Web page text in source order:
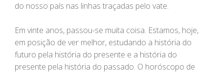
do nosso país nas linhas traçadas pelo vate.
Em vinte anos, passou-se muita coisa. Estamos, hoje,
em posição de ver melhor, estudando a história do
futuro pela história do presente e a história do
presente pela história do passado. O horóscopo de